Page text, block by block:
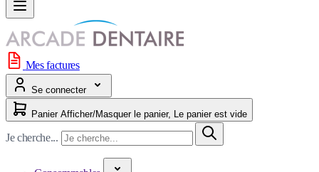
Mes factures
Se connecter
Panier Afficher/Masquer le panier, Le panier est vide
Je cherche...